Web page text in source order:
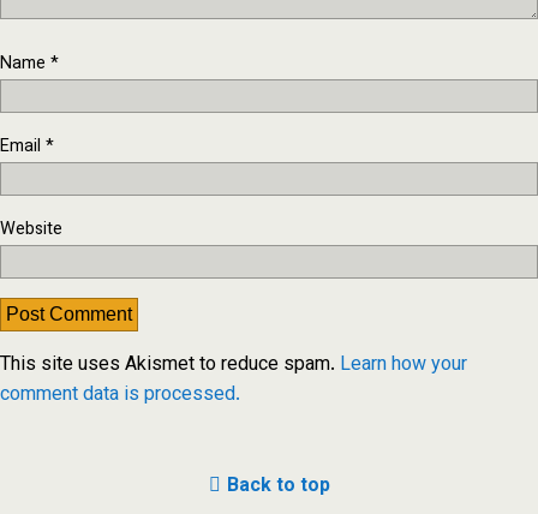
Name *
Email *
Website
This site uses Akismet to reduce spam. Learn how your
comment data is processed.
Back to top